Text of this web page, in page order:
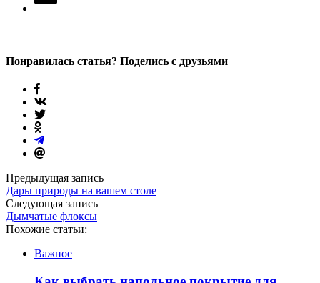
Понравилась статья? Поделись с друзьями
Предыдущая запись
Дары природы на вашем столе
Следующая запись
Дымчатые флоксы
Похожие статьи:
Важное